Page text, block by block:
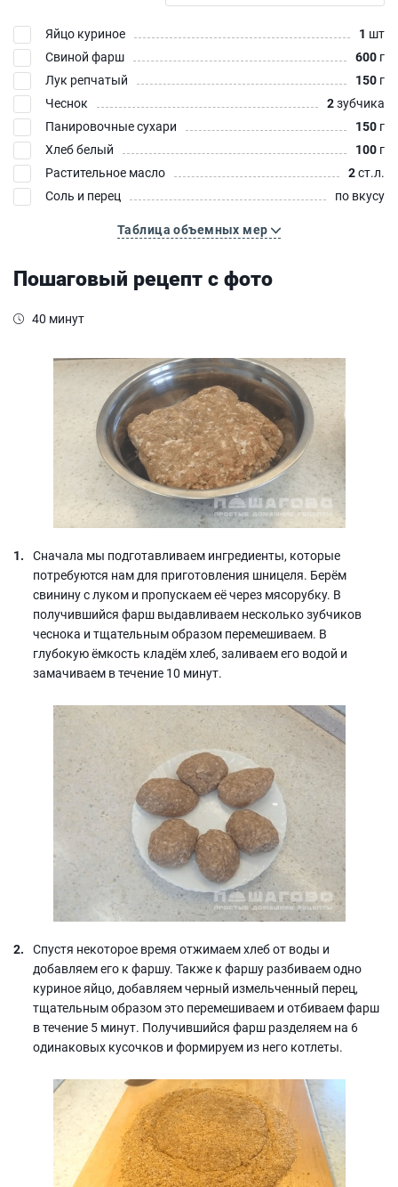
Яйцо куриное 1 шт
Свиной фарш
600 г
Лук репчатый
150 г
Чеснок
2зубчика
Панировочные сухари
150 г
Хлеб белый
100 г
Растительное масло
2ст.л.
Соль и перец
по вкусу
Таблица объемных мер
Пошаговый рецепт с фото
40 минут
Сначала мы подготавливаем ингредиенты, которые
потребуются нам для приготовления шницеля. Берём
свинину с луком и пропускаем её через мясорубку. В
получившийся фарш выдавливаем несколько зубчиков
чеснока и тщательным образом перемешиваем. В
глубокую ёмкость кладём хлеб, заливаем его водой и
замачиваем в течение 10 минут.
Спустя некоторое время отжимаем хлеб от воды и
добавляем его к фаршу. Также к фаршу разбиваем одно
куриное яйцо, добавляем черный измельченный перец,
тщательным образом это перемешиваем и отбиваем фарш
в течение 5 минут. Получившийся фарш разделяем на 6
одинаковых кусочков и формируем из него котлеты.